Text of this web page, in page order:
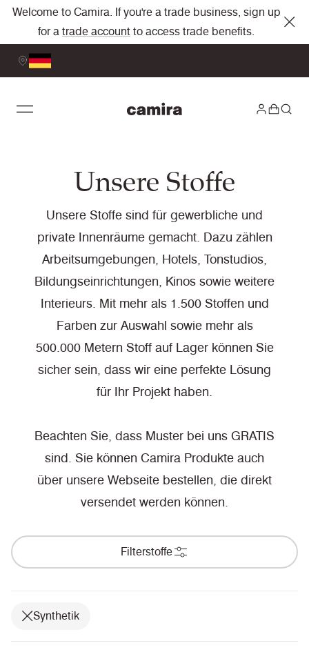
Welcome to Camira. If you're a trade business, sign up
for a trade account to access trade benefits.
Unsere Stoffe
Unsere Stoffe sind für gewerbliche und
private Innenräume gemacht. Dazu zählen
Arbeitsumgebungen, Hotels, Tonstudios,
Bildungseinrichtungen, Kinos sowie weitere
Interieurs. Mit mehr als 1.500 Stoffen und
Farben zur Auswahl sowie mehr als
500.000 Metern Stoff auf Lager können Sie
sicher sein, dass wir eine perfekte Lösung
für Ihr Projekt haben.
Beachten Sie, dass Muster bei uns GRATIS
sind. Sie können Camira Produkte auch
über unsere Webseite bestellen, die direkt
versendet werden können.
Filterstoffe
Synthetik